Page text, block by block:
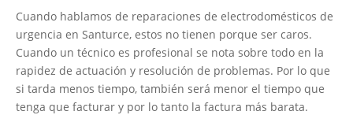
Cuando hablamos de reparaciones de electrodomésticos de
urgencia en Santurce, estos no tienen porque ser caros.
Cuando un técnico es profesional se nota sobre todo en la
rapidez de actuación y resolución de problemas. Por lo que
si tarda menos tiempo, también será menor el tiempo que
tenga que facturar y por lo tanto la factura más barata.